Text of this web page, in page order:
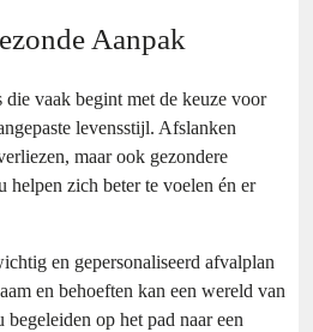
Aanpak
vaak begint met de keuze voor
levensstijl. Afslanken
maar ook gezondere
helpen zich beter te voelen én er
en gepersonaliseerd afvalplan
en behoeften kan een wereld van
op het pad naar een